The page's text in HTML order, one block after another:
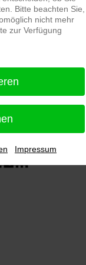
(Stand
abgeben
Bitte beachten Sie,
nicht mehr
zur Verfügung
Impressum